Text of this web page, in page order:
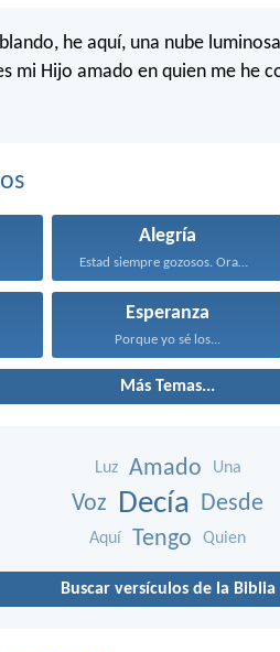
he aquí, una nube
mi Hijo amado en quien me he
Alegría
Estad siempre gozosos. Orad...
Esperanza
Porque yo sé los...
Más Temas...
Luz Amado Una
Voz Decía Desde
Aquí Tengo Quien
Buscar versículos de la Biblia